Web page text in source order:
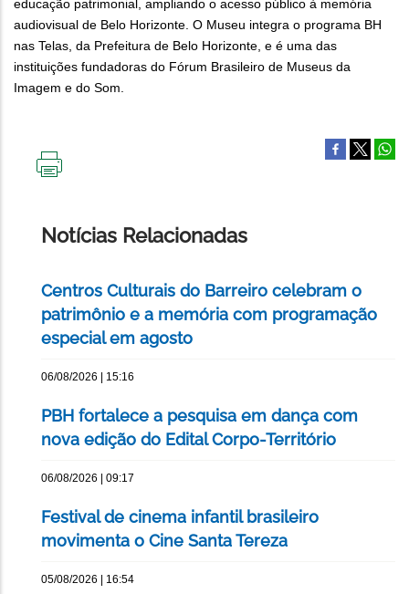
educação patrimonial, ampliando o acesso público à memória
audiovisual de Belo Horizonte. O Museu integra o programa BH
nas Telas, da Prefeitura de Belo Horizonte, e é uma das
instituições fundadoras do Fórum Brasileiro de Museus da
Imagem e do Som.
Notícias Relacionadas
Centros Culturais do Barreiro celebram o
patrimônio e a memória com programação
especial em agosto
06/08/2026 | 15:16
PBH fortalece a pesquisa em dança com
nova edição do Edital Corpo-Território
06/08/2026 | 09:17
Festival de cinema infantil brasileiro
movimenta o Cine Santa Tereza
05/08/2026 | 16:54